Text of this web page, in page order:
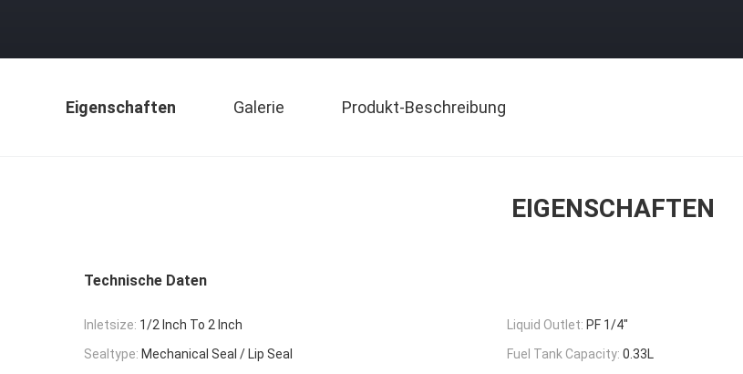
Eigenschaften Galerie Produkt-Beschreibung
EIGENSCHAFTEN
Technische Daten
Inletsize: 1/2 Inch To 2 Inch Liquid Outlet: PF 1/4″
Sealtype: Mechanical Seal / Lip Seal Fuel Tank Capacity: 0.33L